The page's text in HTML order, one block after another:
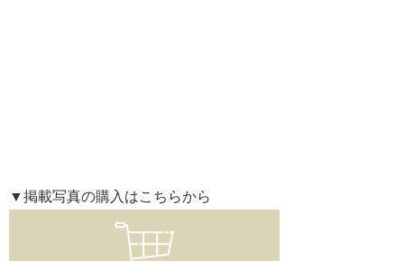
▼掲載写真の購入はこちらから